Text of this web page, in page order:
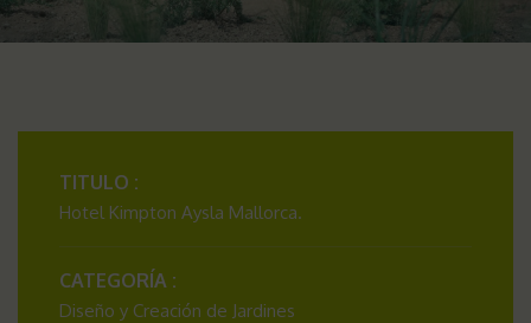
TITULO :
Hotel Kimpton Aysla Mallorca.
CATEGORÍA :
Diseño y Creación de Jardines